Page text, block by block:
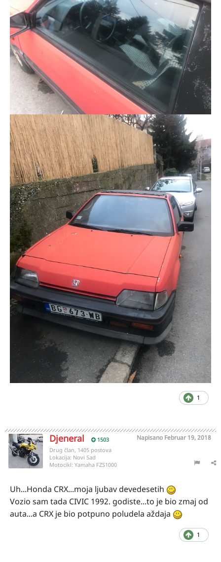
1
Djeneral 1503 Napisano Februar 19, 2018
Drug član, 1405 postova
Lokacija: Novi Sad
Motocikl: Yamaha FZS1000
Uh...Honda CRX...moja ljubav devedesetih
Vozio sam tada CIVIC 1992. godiste...to je bio zmaj od
auta...a CRX je bio potpuno poludela aždaja
1